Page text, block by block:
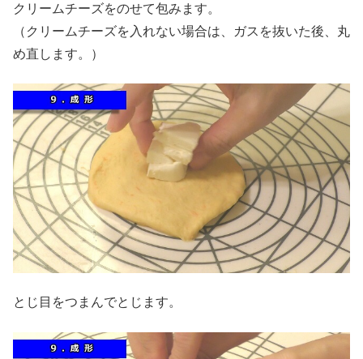
クリームチーズをのせて包みます。
（クリームチーズを入れない場合は、ガスを抜いた後、丸
め直します。）
とじ目をつまんでとじます。